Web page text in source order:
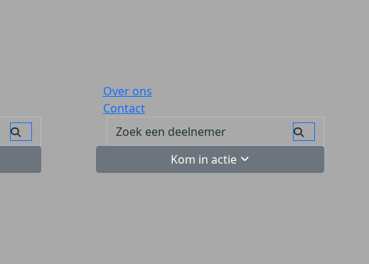
Over ons
Contact
Kom in actie